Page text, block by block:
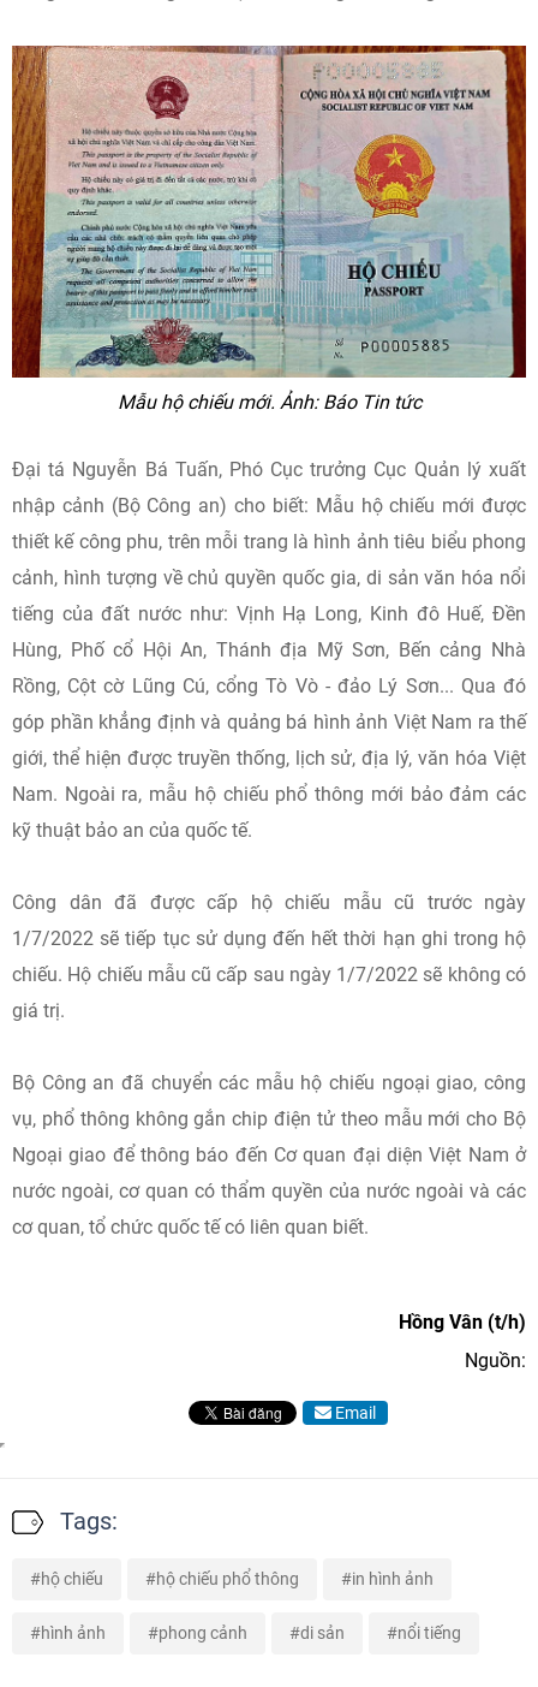
Mẫu hộ chiếu mới. Ảnh: Báo Tin tức
Đại tá Nguyễn Bá Tuấn, Phó Cục trưởng Cục Quản lý xuất
nhập cảnh (Bộ Công an) cho biết: Mẫu hộ chiếu mới được
thiết kế công phu, trên mỗi trang là hình ảnh tiêu biểu phong
cảnh, hình tượng về chủ quyền quốc gia, di sản văn hóa nổi
tiếng của đất nước như: Vịnh Hạ Long, Kinh đô Huế, Đền
Hùng, Phố cổ Hội An, Thánh địa Mỹ Sơn, Bến cảng Nhà
Rồng, Cột cờ Lũng Cú, cổng Tò Vò - đảo Lý Sơn... Qua đó
góp phần khẳng định và quảng bá hình ảnh Việt Nam ra thế
giới, thể hiện được truyền thống, lịch sử, địa lý, văn hóa Việt
Nam. Ngoài ra, mẫu hộ chiếu phổ thông mới bảo đảm các
kỹ thuật bảo an của quốc tế.
Công dân đã được cấp hộ chiếu mẫu cũ trước ngày
1/7/2022 sẽ tiếp tục sử dụng đến hết thời hạn ghi trong hộ
chiếu. Hộ chiếu mẫu cũ cấp sau ngày 1/7/2022 sẽ không có
giá trị.
Bộ Công an đã chuyển các mẫu hộ chiếu ngoại giao, công
vụ, phổ thông không gắn chip điện tử theo mẫu mới cho Bộ
Ngoại giao để thông báo đến Cơ quan đại diện Việt Nam ở
nước ngoài, cơ quan có thẩm quyền của nước ngoài và các
cơ quan, tổ chức quốc tế có liên quan biết.
Hồng Vân (t/h)
Nguồn:
Email
Tags:
hộ chiếu hộ chiếu phổ thông in hình ảnh
hình ảnh phong cảnh di sản nổi tiếng